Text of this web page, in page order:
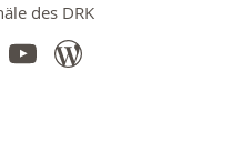
des DRK